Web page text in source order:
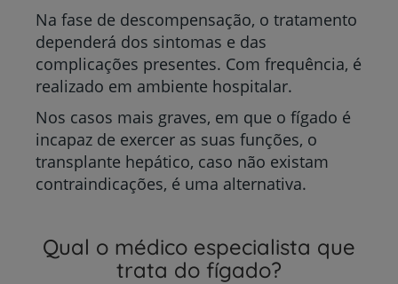
Na fase de descompensação, o tratamento
dependerá dos sintomas e das
complicações presentes. Com frequência, é
realizado em ambiente hospitalar.
Nos casos mais graves, em que o fígado é
incapaz de exercer as suas funções, o
transplante hepático, caso não existam
contraindicações, é uma alternativa.
Qual o médico especialista que
trata do fígado?